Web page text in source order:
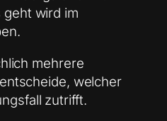
wird im
mehrere
welcher
zutrifft.